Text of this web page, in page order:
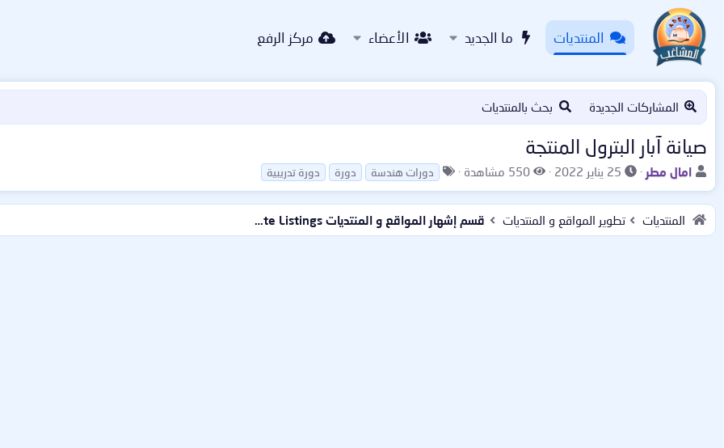
المنتديات ما الجديد الأعضاء مركز الرفع
المشاركات الجديدة بحث بالمنتديات
صيانة آبار البترول المنتجة
ب
د
ا
امال مطر
ت
ر
ي
خ
25 يناير 2022
ا
م
ش
ا
550 مشاهدة
ا
و
س
و
دورات هندسة دورة دورة تدريبية
المنتديات تطوير المواقع و المنتديات قسم إشهار المواقع و المنتديات Website Listings